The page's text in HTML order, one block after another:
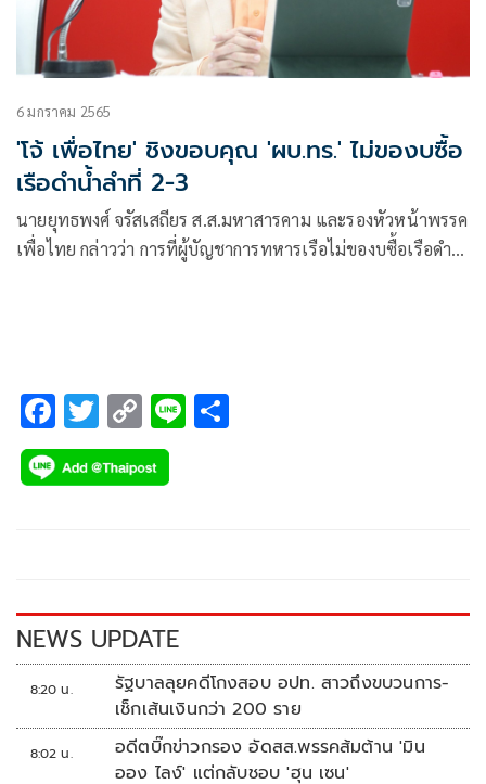
6 มกราคม 2565
'โจ้ เพื่อไทย' ชิงขอบคุณ 'ผบ.ทร.' ไม่ของบซื้อ
เรือดำน้ำลำที่ 2-3
นายยุทธพงศ์ จรัสเสถียร ส.ส.มหาสารคาม และรองหัวหน้าพรรค
เพื่อไทย กล่าวว่า การที่ผู้บัญชาการทหารเรือไม่ของบซื้อเรือดำ
F
ac
e
k
T
wi
tt
C
o
p
k
Li
NEWS UPDATE
8:20 น.
รัฐบาลลุยคดีโกงสอบ อปท. สาวถึงขบวนการ-
เช็กเส้นเงินกว่า 200 ราย
8:02 น.
อดีตบิ๊กข่าวกรอง อัดสส.พรรคส้มต้าน 'มิน
ออง ไลง์' แต่กลับชอบ 'ฮุน เซน'